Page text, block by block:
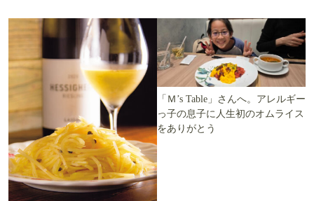
「Ｍ’s Table」さんへ。アレルギー
っ子の息子に人生初のオムライス
をありがとう